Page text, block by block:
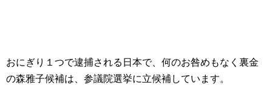
おにぎり１つで逮捕される日本で、何のお咎めもなく裏金
の森雅子候補は、参議院選挙に立候補しています。